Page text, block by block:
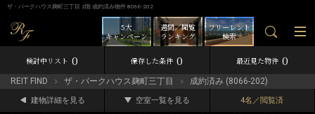
ザ・パークハウス麹町三丁目 2階 成約済み物件 8066-202
フリーレント
検索
週間／閲覧
ランキング
5大
キャンペーン
検討中リスト 0 保存した条件 0 最近見た物件 0
REIT FIND ザ・パークハウス麹町三丁目 成約済み (8066-202)
建物詳細を見る 空室一覧を見る 4名／閲覧済